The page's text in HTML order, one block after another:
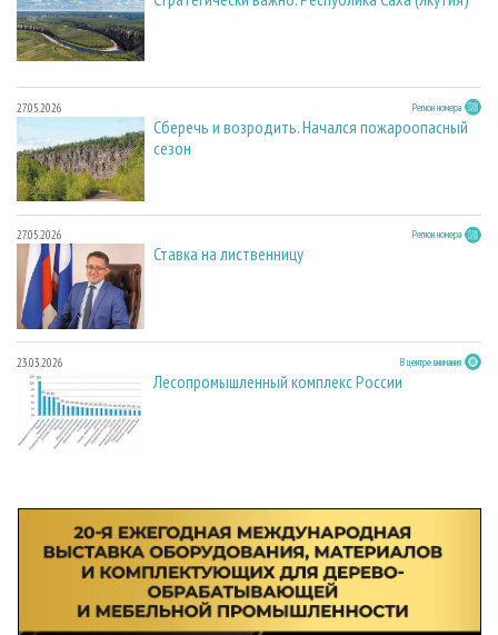
27.05.2026 Регион номера
Сберечь и возродить. Начался пожароопасный
сезон
27.05.2026 Регион номера
Ставка на лиственницу
23.03.2026 В центре внимания
Лесопромышленный комплекс России